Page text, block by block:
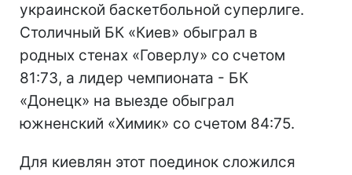
украинской баскетбольной суперлиге.
Столичный БК «Киев» обыграл в
родных стенах «Говерлу» со счетом
81:73, а лидер чемпионата - БК
«Донецк» на выезде обыграл
южненский «Химик» со счетом 84:75.
Для киевлян этот поединок сложился